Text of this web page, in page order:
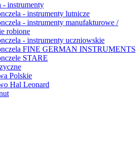
- instrumenty
- instrumenty lutnicze
- instrumenty manufakturowe /
robione
- instrumenty uczniowskie
FINE GERMAN INSTRUMENTS
STARE
Polskie
Hal Leonard